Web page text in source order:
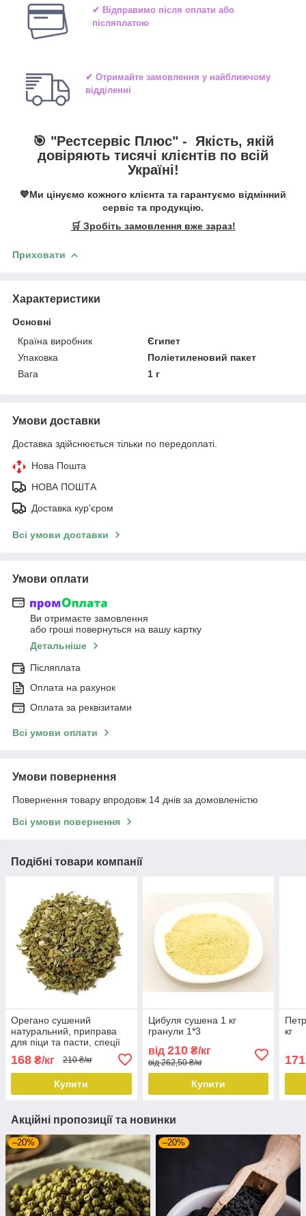
✔ Відправимо після оплати або
післяплатою
✔ Отримайте замовлення у найближчому
відділенні
🎯 "Рестсервіс Плюс" - Якість, якій
довіряють тисячі клієнтів по всій
Україні!
💙Ми цінуємо кожного клієнта та гарантуємо відмінний
сервіс та продукцію.
🛒 Зробіть замовлення вже зараз!
Приховати
Характеристики
Основні
Країна виробник
Єгипет
Упаковка
Поліетиленовий пакет
Вага
1 г
Умови доставки
Доставка здійснюється тільки по передоплаті.
Нова Пошта
НОВА ПОШТА
Доставка кур'єром
Всі умови доставки
Умови оплати
Ви отримаєте замовлення
або гроші повернуться на вашу картку
Детальніше
Післяплата
Оплата на рахунок
Оплата за реквізитами
Всі умови оплати
Умови повернення
Повернення товару впродовж 14 днів за домовленістю
Всі умови повернення
Подібні товари компанії
Орегано сушений
натуральний, приправа
для піци та пасти, спеції
168 ₴/кг 210 ₴/кг
Купити
Цибуля сушена 1 кг
гранули 1*3
від 210₴/кг
від 262,50 ₴/кг
Купити
кг
171
Акційні пропозиції та новинки
–20% –20%